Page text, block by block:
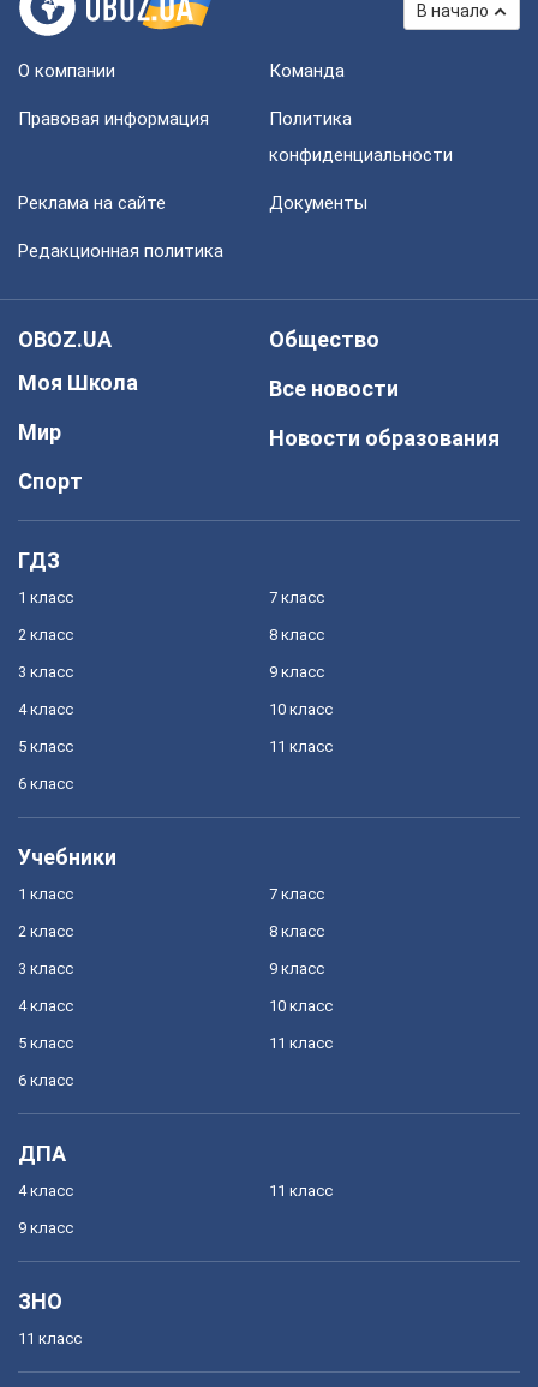
В начало
О компании Команда
Правовая информация
Политика
конфиденциальности
Реклама на сайте Документы
Редакционная политика
OBOZ.UA
Моя Школа
Мир
Спорт
Общество
Все новости
Новости образования
ГДЗ
1 класс
2 класс
3 класс
4 класс
5 класс
6 класс
7 класс
8 класс
9 класс
10 класс
11 класс
Учебники
1 класс
2 класс
3 класс
4 класс
5 класс
6 класс
7 класс
8 класс
9 класс
10 класс
11 класс
ДПА
4 класс
9 класс
11 класс
ЗНО
11 класс